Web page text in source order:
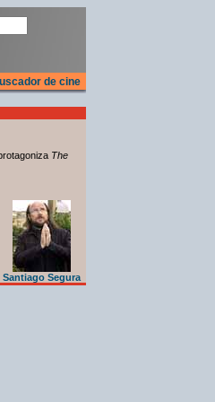
de cine
The
Santiago Segura